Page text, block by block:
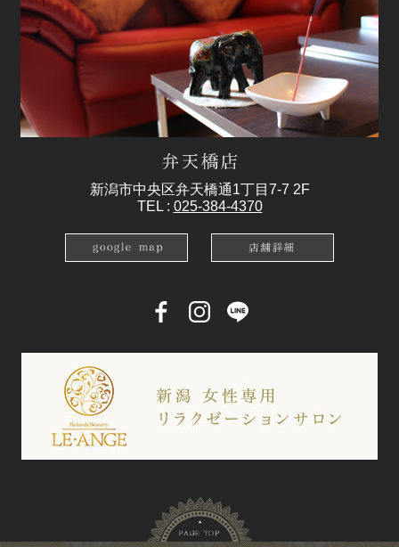
新潟市中央区弁天橋通1丁目7-7 2F
TEL : 025-384-4370